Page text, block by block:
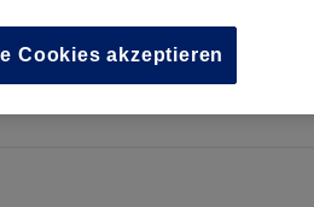
Cookies akzeptieren